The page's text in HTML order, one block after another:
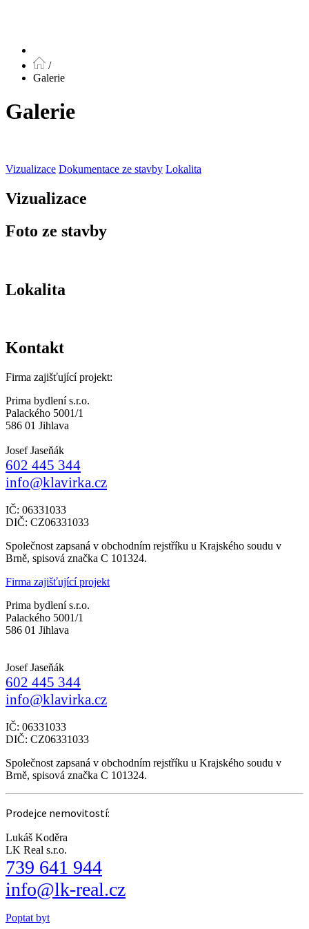
/
Galerie
Galerie
Vizualizace Dokumentace ze stavby Lokalita
Vizualizace
Foto ze stavby
Lokalita
Kontakt
Firma zajišťující projekt:
Prima bydlení s.r.o.
Palackého 5001/1
586 01 Jihlava
Josef Jaseňák
602 445 344
info@klavirka.cz
IČ: 06331033
DIČ: CZ06331033
Společnost zapsaná v obchodním rejstříku u Krajského soudu v
Brně, spisová značka C 101324.
Firma zajišťující projekt
Prima bydlení s.r.o.
Palackého 5001/1
586 01 Jihlava
Josef Jaseňák
602 445 344
info@klavirka.cz
IČ: 06331033
DIČ: CZ06331033
Společnost zapsaná v obchodním rejstříku u Krajského soudu v
Brně, spisová značka C 101324.
Prodejce nemovitostí:
Lukáš Koděra
LK Real s.r.o.
739 641 944
info@lk-real.cz
Poptat byt